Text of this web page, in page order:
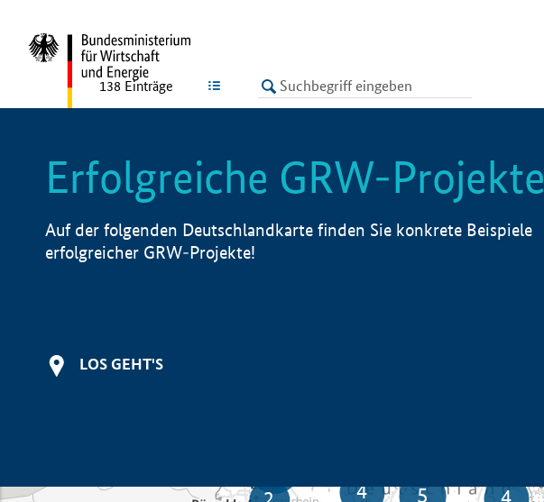
LISTE
138 Einträge
Erfolgreiche GRW-Projekte
Auf der folgenden Deutschlandkarte finden Sie konkrete Beispiele
erfolgreicher GRW-Projekte!
LOS GEHT'S